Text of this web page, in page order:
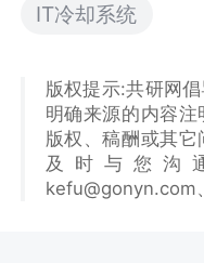
IT冷却系统
版权提示:共研网
明确来源的内容
版权、稿酬或其
及时与您沟
kefu@gonyn.com